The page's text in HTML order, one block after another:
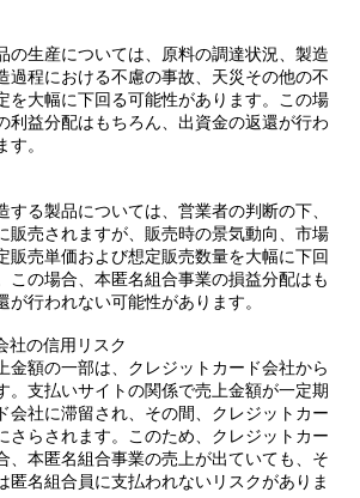
の生産については、原料の調達状況、製造
過程における不慮の事故、天災その他の不
を大幅に下回る可能性があります。この場
利益分配はもちろん、出資金の返還が行わ
。
する製品については、営業者の判断の下、
販売されますが、販売時の景気動向、市場
販売単価および想定販売数量を大幅に下回
この場合、本匿名組合事業の損益分配はも
が行われない可能性があります。
社の信用リスク
金額の一部は、クレジットカード会社から
。支払いサイトの関係で売上金額が一定期
会社に滞留され、その間、クレジットカー
さらされます。このため、クレジットカー
、本匿名組合事業の売上が出ていても、そ
匿名組合員に支払われないリスクがありま